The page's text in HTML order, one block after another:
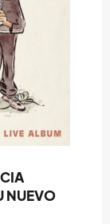
NUEVO